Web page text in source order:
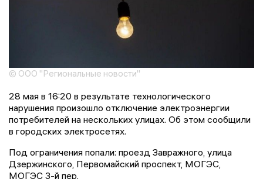
© ООО "Региональные новости"
28 мая в 16:20 в результате технологического
нарушения произошло отключение электроэнергии
потребителей на нескольких улицах. Об этом сообщили
в городских электросетях.
Под ограничения попали: проезд Завражного, улица
Дзержинского, Первомайский проспект, МОГЭС,
МОГЭС 3-й пер.